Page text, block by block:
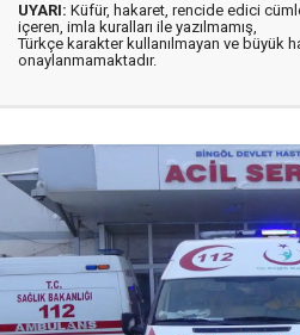
UYARI: Küfür, hakaret, rencide edici
içeren, imla kuralları ile yazılmamış,
Türkçe karakter kullanılmayan ve büyük
onaylanmamaktadır.